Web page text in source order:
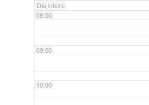
Dia inteiro
08:00
09:00
10:00